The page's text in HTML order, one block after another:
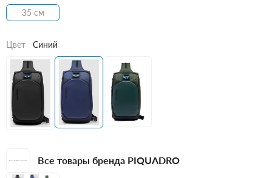
35 см
Цвет Синий
Все товары бренда PIQUADRO